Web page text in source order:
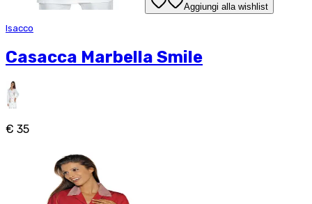
Aggiungi alla wishlist
Isacco
Casacca Marbella Smile
€ 35